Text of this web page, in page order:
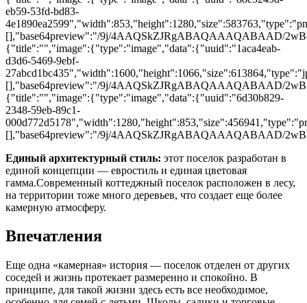
eb59-53fd-bd83-
[],"base64preview":"/9j/4AAQSkZJRgABAQAAAQABAAD/
{"title":"","image":{"type":"image","data":{"uuid":"1aca4eab-
d3d6-5469-9ebf-
[],"base64preview":"/9j/4AAQSkZJRgABAQAAAQABAAD/
{"title":"","image":{"type":"image","data":{"uuid":"6d30b829-
2348-59eb-89c1-
[],"base64preview":"/9j/4AAQSkZJRgABAQAAAQABAAD/
Единый архитектурный стиль: этот поселок разработан в
единой концепции ― евростиль и единая цветовая
гамма.Современный коттеджный поселок расположен в лесу,
на территории тоже много деревьев, что создает еще более
камерную атмосферу.
Впечатления
Еще одна «камерная» история ― поселок отделен от других
соседей и жизнь протекает размеренно и спокойно. В
принципе, для такой жизни здесь есть все необходимое,